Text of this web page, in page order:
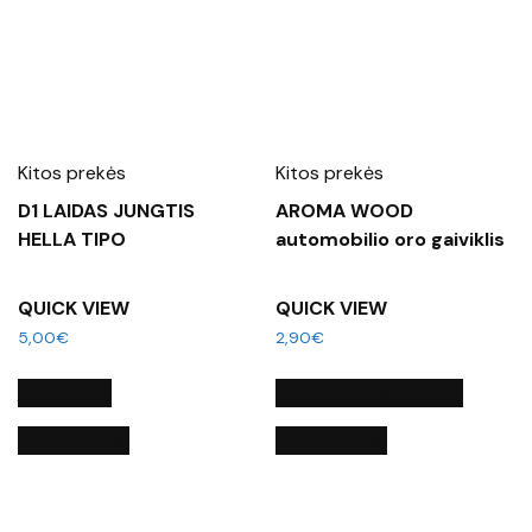
Kitos prekės
D1 LAIDAS JUNGTIS
HELLA TIPO
QUICK VIEW
5,00€
Kitos prekės
AROMA WOOD
automobilio oro gaiviklis
QUICK VIEW
2,90€